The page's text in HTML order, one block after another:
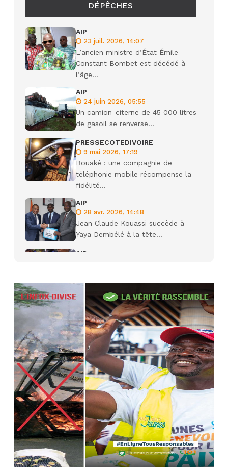
DÉPÊCHES
AIP
23 juil. 2026, 14:07
L’ancien ministre d’État Émile
Constant Bombet est décédé à
l’âge...
AIP
24 juin 2026, 05:55
Un camion-citerne de 45 000 litres
de gasoil se renverse...
PRESSECOTEDIVOIRE
9 mai 2026, 17:19
Bouaké : une compagnie de
téléphonie mobile récompense la
fidélité...
AIP
28 avr. 2026, 14:48
Jean Claude Kouassi succède à
Yaya Dembélé à la tête...
AIP
Camara tué lors d’attaques...
22 avr. 2026, 16:41
Des bureaux ravagés dans un
incendie survenu à la mairie...
AIP
10 avr. 2026, 09:48
Nommé Médiateur de la
République, Gaoussou Touré prend
officiellement fonction
AIP
13 mars 2026, 10:43
Nécrologie : décès de Guillaume
Houphouët-Boigny, fils du Père
fondateur...